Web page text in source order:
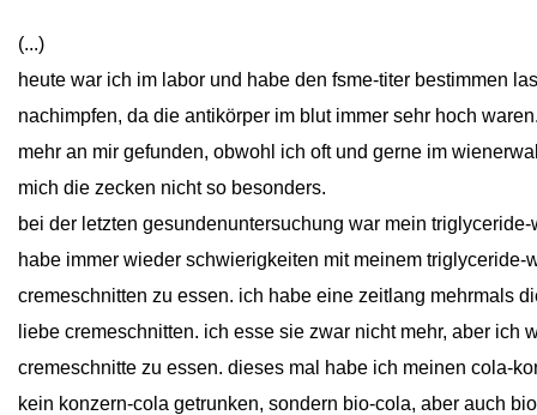
(...)
heute war ich im labor und habe den fsme-titer bestimmen
nachimpfen, da die antikörper im blut immer sehr hoch
mehr an mir gefunden, obwohl ich oft und gerne im
mich die zecken nicht so besonders.
bei der letzten gesundenuntersuchung war mein
habe immer wieder schwierigkeiten mit meinem triglyceride-
cremeschnitten zu essen. ich habe eine zeitlang mehrmals
liebe cremeschnitten. ich esse sie zwar nicht mehr, aber ich
cremeschnitte zu essen. dieses mal habe ich meinen cola-
kein konzern-cola getrunken, sondern bio-cola, aber auch